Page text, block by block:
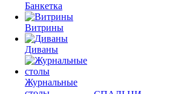
Банкетка
Витрины
Диваны
Журнальные